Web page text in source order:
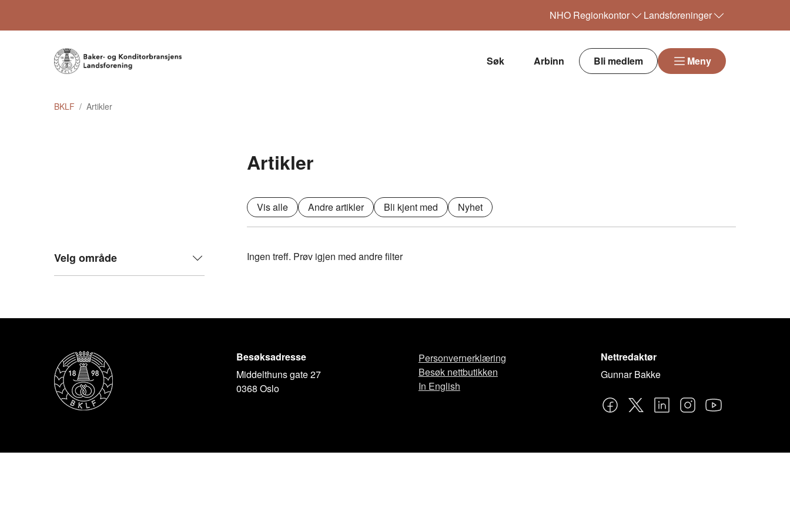
NHO Regionkontor Landsforeninger
Søk Arbinn Bli medlem Meny
BKLF Artikler
Artikler
Vis alle Andre artikler Bli kjent med Nyhet
Velg område Ingen treff. Prøv igjen med andre filter
Besøksadresse
Middelthuns gate 27
0368 Oslo
Personvernerklæring
Besøk nettbutikken
In English
Nettredaktør
Gunnar Bakke